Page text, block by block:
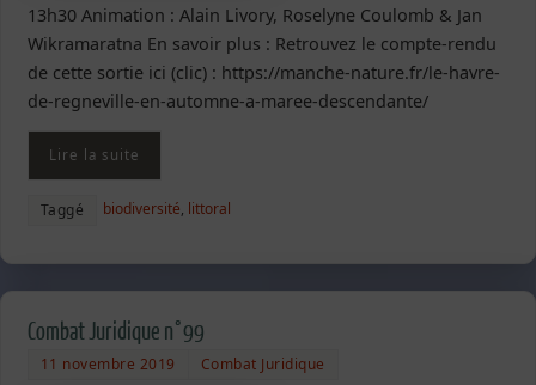
13h30 Animation : Alain Livory, Roselyne Coulomb & Jan
Wikramaratna En savoir plus : Retrouvez le compte-rendu
de cette sortie ici (clic) : https://manche-nature.fr/le-havre-
de-regneville-en-automne-a-maree-descendante/
Lire la suite
Taggé biodiversité, littoral
Combat Juridique n°99
11 novembre 2019 Combat Juridique